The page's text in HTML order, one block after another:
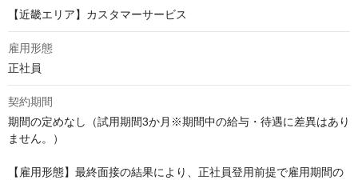
【近畿エリア】カスタマーサービス
雇用形態
正社員
契約期間
期間の定めなし（試用期間3か月※期間中の給与・待遇に差異はあり
ません。）
【雇用形態】最終面接の結果により、正社員登用前提で雇用期間の